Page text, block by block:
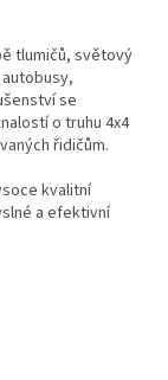
tlumičů, světový
se
o truhu 4x4
řidičům.
kvalitní
a efektivní